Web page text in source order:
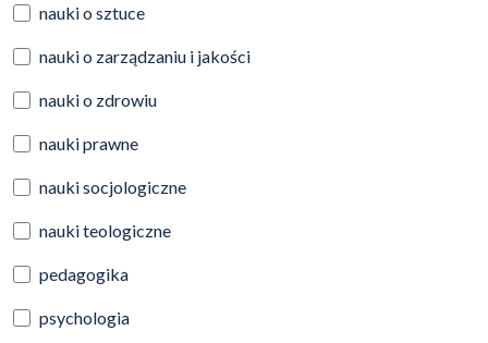
nauki o sztuce
nauki o zarządzaniu i jakości
nauki o zdrowiu
nauki prawne
nauki socjologiczne
nauki teologiczne
pedagogika
psychologia